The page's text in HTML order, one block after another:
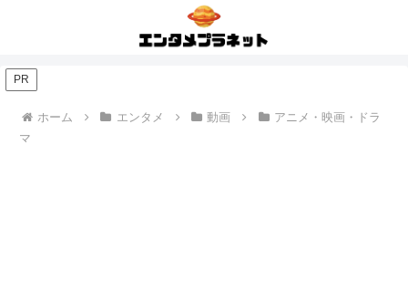
PR
ホーム エンタメ 動画
アニメ・映画・ドラ
マ